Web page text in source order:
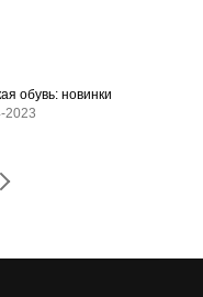
обувь: новинки
2023